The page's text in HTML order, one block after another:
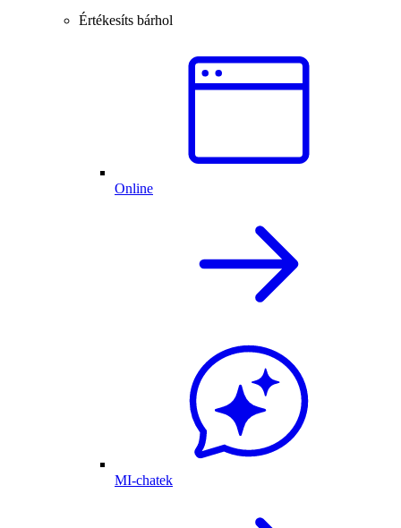
Értékesíts bárhol
Online
MI-chatek